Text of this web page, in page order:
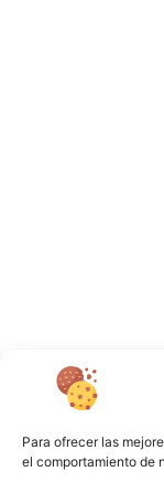
Para ofrecer las
el comportamiento de